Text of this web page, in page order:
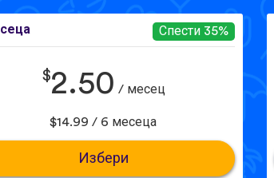
Спести 35%
$2.50 / месец
$14.99 / 6 месеца
Избери